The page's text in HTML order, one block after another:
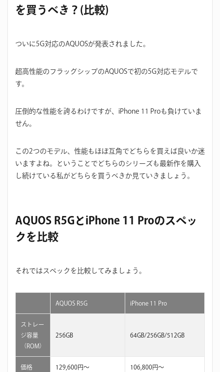
を買うべき？(比較)
ついに5G対応のAQUOSが発表されました。
超高性能のフラッグシップのAQUOSで初の5G対応モデルで
す。
圧倒的な性能を誇るわけですが、iPhone 11 Proも負けていま
せん。
この2つのモデル、性能もほぼ互角でどちらを買えば良いか迷
いますよね。ということでどちらのシリーズも最新作を購入
し続けている私がどちらを買うべきか見ていきましょう。
AQUOS R5GとiPhone 11 Proのスペッ
クを比較
それではスペックを比較してみましょう。
AQUOS R5G iPhone 11 Pro
ストレー
ジ容量
（ROM）
256GB 64GB/256GB/512GB
価格 129,600円〜 106,800円〜